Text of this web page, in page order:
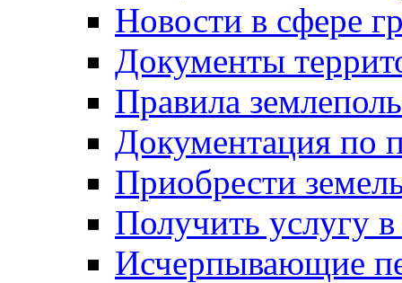
Новости в сфере
Документы
Правила
Документация по
Приобрести
Получить услугу в
Исчерпывающие